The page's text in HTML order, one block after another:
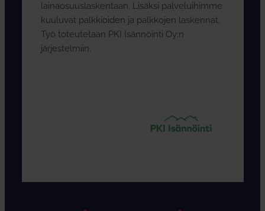
lainaosuuslaskentaan. Lisäksi palveluihimme
kuuluvat palkkioiden ja palkkojen laskennat.
Työ toteutetaan PKI Isännöinti Oy:n
järjestelmiin.